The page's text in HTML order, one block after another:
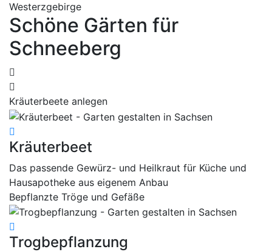
Westerzgebirge
Schöne Gärten für
Schneeberg
Kräuterbeete anlegen
Kräuterbeet
Das passende Gewürz- und Heilkraut für Küche und
Hausapotheke aus eigenem Anbau
Bepflanzte Tröge und Gefäße
Trogbepflanzung